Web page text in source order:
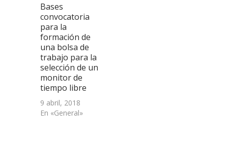
Bases
convocatoria
para la
formación de
una bolsa de
trabajo para la
selección de un
monitor de
tiempo libre
9 abril, 2018
En «General»